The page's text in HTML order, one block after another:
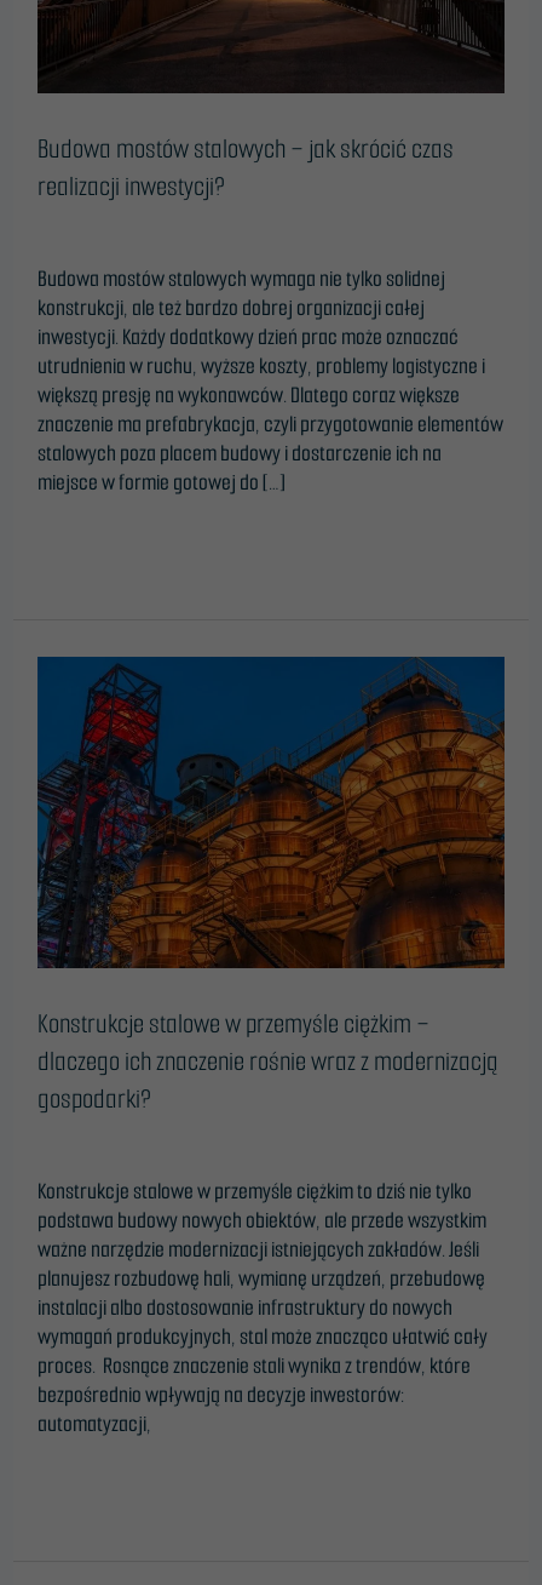
Budowa mostów stalowych – jak skrócić czas
realizacji inwestycji?
Budowa mostów stalowych wymaga nie tylko solidnej
konstrukcji, ale też bardzo dobrej organizacji całej
inwestycji. Każdy dodatkowy dzień prac może oznaczać
utrudnienia w ruchu, wyższe koszty, problemy logistyczne i
większą presję na wykonawców. Dlatego coraz większe
znaczenie ma prefabrykacja, czyli przygotowanie elementów
stalowych poza placem budowy i dostarczenie ich na
miejsce w formie gotowej do […]
Konstrukcje stalowe w przemyśle ciężkim –
dlaczego ich znaczenie rośnie wraz z modernizacją
gospodarki?
Konstrukcje stalowe w przemyśle ciężkim to dziś nie tylko
podstawa budowy nowych obiektów, ale przede wszystkim
ważne narzędzie modernizacji istniejących zakładów. Jeśli
planujesz rozbudowę hali, wymianę urządzeń, przebudowę
instalacji albo dostosowanie infrastruktury do nowych
wymagań produkcyjnych, stal może znacząco ułatwić cały
proces. Rosnące znaczenie stali wynika z trendów, które
bezpośrednio wpływają na decyzje inwestorów:
automatyzacji,
Konstrukcje
stalowe
przemyśle
ciężkim
–
dlaczego
ich
znaczenie
rośnie
wraz
modernizacją
gospodarki?